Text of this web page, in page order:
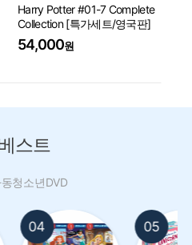
Harry Potter #01-7 Complete
Collection [특가세트/영국판]
54,000원
스트
청소년DVD
05